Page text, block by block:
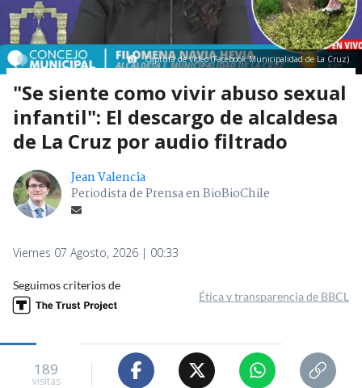
Captura de video (Facebook Municipalidad de La Cruz)
"Se siente como vivir abuso sexual
infantil": El descargo de alcaldesa
de La Cruz por audio filtrado
Jean Valencia
Periodista de Prensa en BioBioChile
Viernes 07 Agosto, 2026 | 00:33
Seguimos criterios de
Ética y transparencia de BBCL
189
visitas